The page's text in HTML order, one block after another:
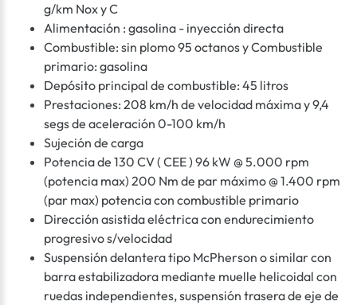
g/km Nox y C
Alimentación : gasolina - inyección directa
Combustible: sin plomo 95 octanos y Combustible
primario: gasolina
Depósito principal de combustible: 45 litros
Prestaciones: 208 km/h de velocidad máxima y 9,4
segs de aceleración 0-100 km/h
Sujeción de carga
Potencia de 130 CV ( CEE ) 96 kW @ 5.000 rpm
(potencia max) 200 Nm de par máximo @ 1.400 rpm
(par max) potencia con combustible primario
Dirección asistida eléctrica con endurecimiento
progresivo s/velocidad
Suspensión delantera tipo McPherson o similar con
barra estabilizadora mediante muelle helicoidal con
ruedas independientes, suspensión trasera de eje de